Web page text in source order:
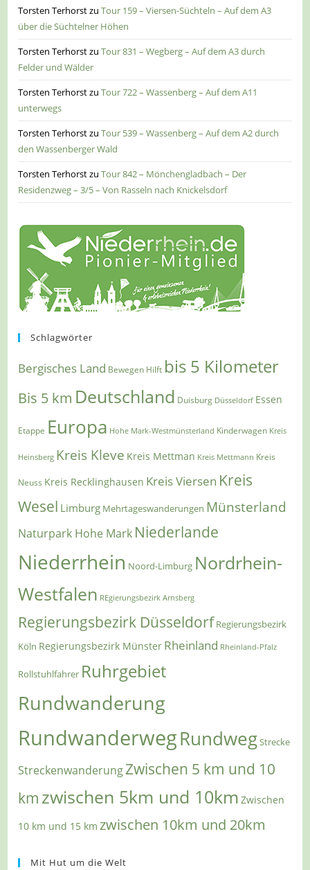
Torsten TerhorstzuTour 159 – Viersen-Süchteln – Auf dem A3
über die Süchtelner Höhen
Torsten TerhorstzuTour 831 – Wegberg – Auf dem A3 durch
Felder und Wälder
Torsten TerhorstzuTour 722 – Wassenberg – Auf dem A11
unterwegs
Torsten TerhorstzuTour 539 – Wassenberg – Auf dem A2 durch
den Wassenberger Wald
Torsten TerhorstzuTour 842 – Mönchengladbach – Der
Residenzweg – 3/5 – Von Rasseln nach Knickelsdorf
Schlagwörter
Bergisches Land Bewegen Hilft bis 5 Kilometer
Bis 5 km Deutschland Duisburg Düsseldorf Essen
Etappe Europa Hohe Mark-Westmünsterland Kinderwagen Kreis
Heinsberg Kreis Kleve Kreis Mettman Kreis Mettmann Kreis
Neuss Kreis Recklinghausen Kreis Viersen Kreis
Wesel Limburg Mehrtageswanderungen Münsterland
Naturpark Hohe Mark Niederlande
Niederrhein Noord-Limburg Nordrhein-
Westfalen REgierungsbezirk Arnsberg
Regierungsbezirk Düsseldorf Regierungsbezirk
Köln Regierungsbezirk Münster Rheinland Rheinland-Pfalz
Rollstuhlfahrer Ruhrgebiet
Rundwanderung
RundwanderwegRundwegStrecke
StreckenwanderungZwischen 5 km und 10
km zwischen 5km und 10km Zwischen
10 km und 15 km zwischen 10km und 20km
Mit Hut um die Welt